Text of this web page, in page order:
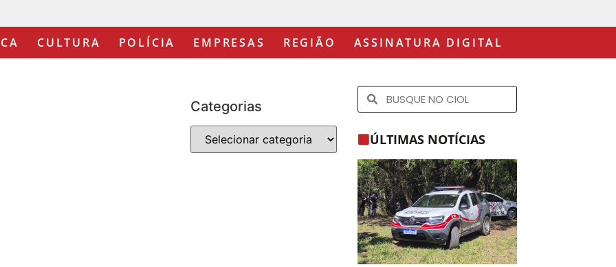
CULTURA POLÍCIA EMPRESAS REGIÃO ASSINATURA DIGITAL
Categorias
ÚLTIMAS NOTÍCIAS